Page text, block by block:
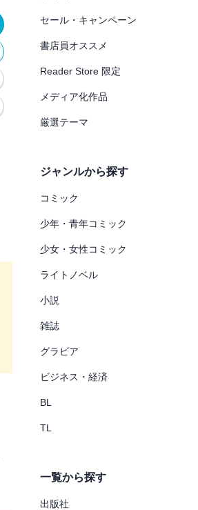
セール・キャンペーン
書店員オススメ
Reader Store 限定
メディア化作品
厳選テーマ
ジャンルから探す
コミック
少年・青年コミック
少女・女性コミック
ライトノベル
小説
雑誌
グラビア
ビジネス・経済
BL
TL
一覧から探す
出版社